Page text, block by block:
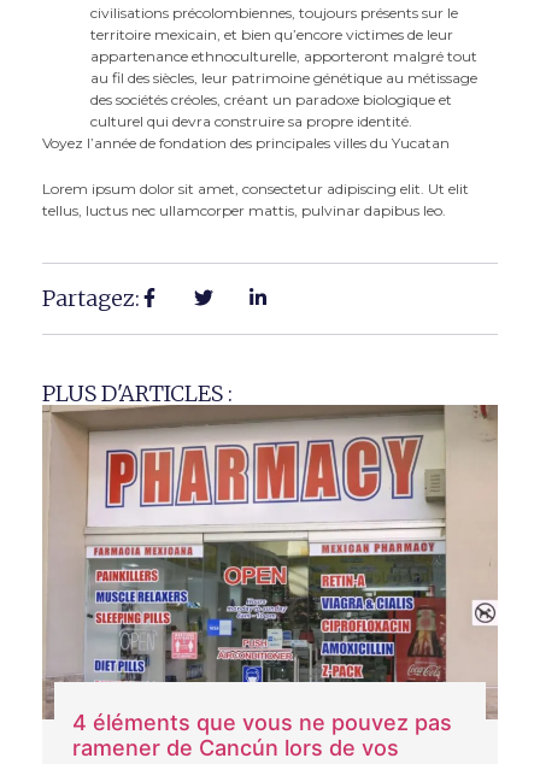
civilisations précolombiennes, toujours présents sur le
territoire mexicain, et bien qu’encore victimes de leur
appartenance ethnoculturelle, apporteront malgré tout
au fil des siècles, leur patrimoine génétique au métissage
des sociétés créoles, créant un paradoxe biologique et
culturel qui devra construire sa propre identité.
Voyez l’année de fondation des principales villes du Yucatan
Lorem ipsum dolor sit amet, consectetur adipiscing elit. Ut elit
tellus, luctus nec ullamcorper mattis, pulvinar dapibus leo.
Partagez:
PLUS D'ARTICLES :
4 éléments que vous ne pouvez pas
ramener de Cancún lors de vos